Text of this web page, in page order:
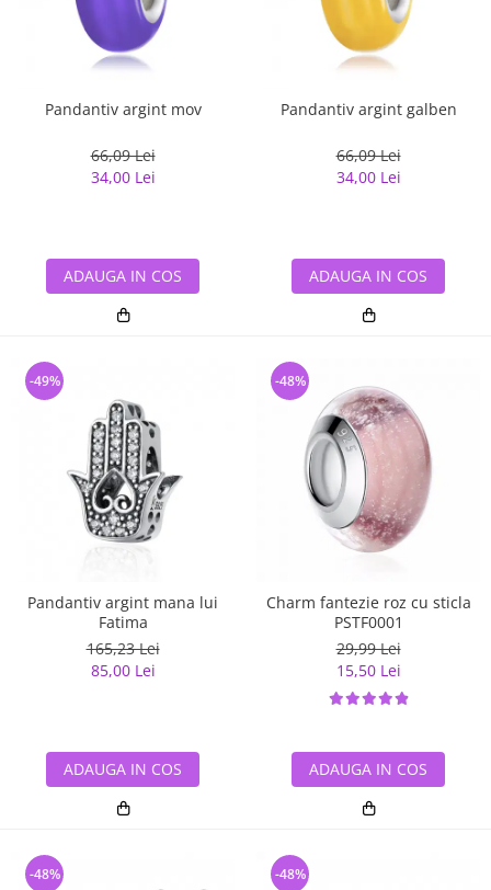
Pandantiv argint mov
66,09 Lei
34,00 Lei
ADAUGA IN COS
Pandantiv argint galben
66,09 Lei
34,00 Lei
ADAUGA IN COS
Pandantiv argint mana lui
Fatima
165,23 Lei
85,00 Lei
-49%
ADAUGA IN COS
Charm fantezie roz cu sticla
PSTF0001
29,99 Lei
15,50 Lei
-48%
ADAUGA IN COS
-48% -48%